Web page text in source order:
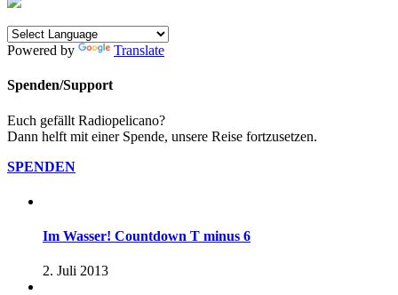
Powered by Translate
Spenden/Support
Euch gefällt Radiopelicano?
Dann helft mit einer Spende, unsere Reise fortzusetzen.
SPENDEN
Im Wasser! Countdown T minus 6
2. Juli 2013